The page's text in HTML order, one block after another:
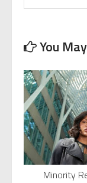
You
Minority